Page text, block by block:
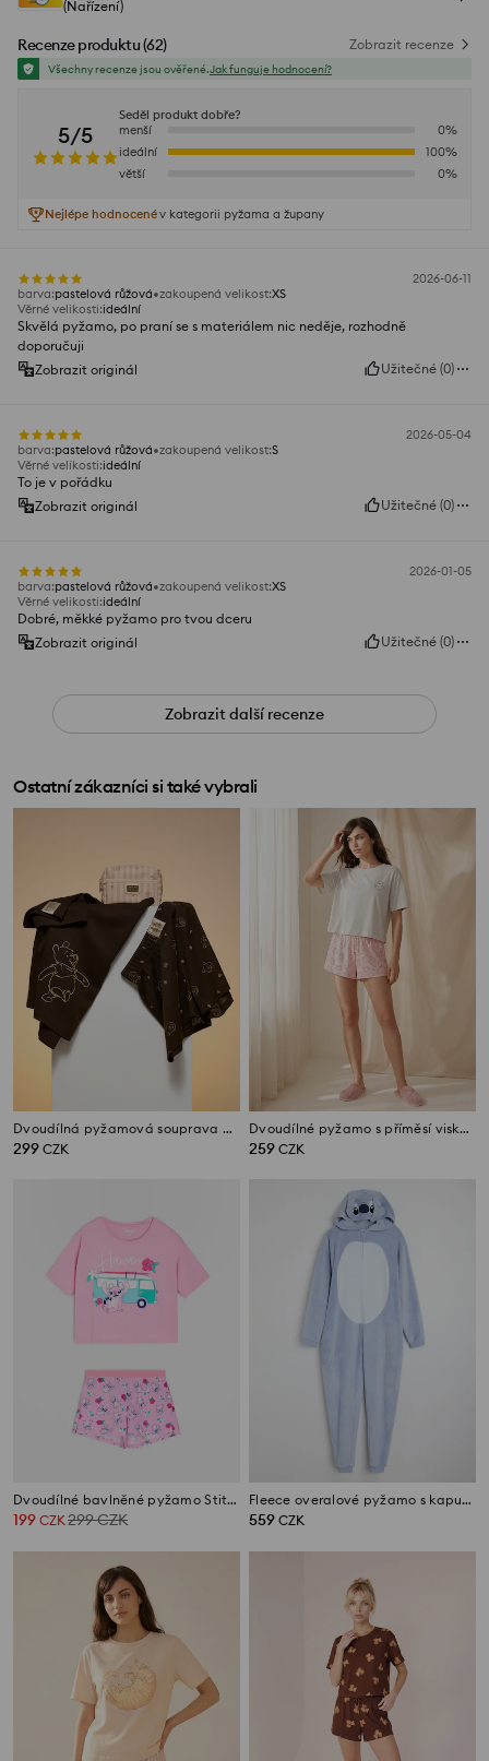
(Nařízení)
Recenze produktu(62) Zobrazit recenze
Všechny recenze jsou ověřené.Jak funguje hodnocení?
5/5
Seděl produkt dobře?
menší
0%
ideální
100%
větší
0%
Nejlépe hodnocenév kategorii pyžama a župany
2026-06-11
barva:pastelová růžová zakoupená velikost:XS
Věrné velikosti:ideální
Skvělá pyžamo, po praní se s materiálem nic neděje, rozhodně
doporučuji
Zobrazit originál
Užitečné (0)
2026-05-04
barva:pastelová růžová zakoupená velikost:S
Věrné velikosti:ideální
To je v pořádku
Zobrazit originál
Užitečné (0)
2026-01-05
barva:pastelová růžová zakoupená velikost:XS
Věrné velikosti:ideální
Dobré, měkké pyžamo pro tvou dceru
Zobrazit originál
Užitečné (0)
Zobrazit další recenze
Ostatní zákazníci si také vybrali
Dvoudílná pyžamová souprava Winnie the Pooh
299 CZK
Dvoudílné pyžamo s příměsí viskózy a motivem koček
259 CZK
Dvoudílné bavlněné pyžamo Stitch
199 CZK 299CZK
Fleece overalové pyžamo s kapucí a 3D oušky Stitch
559 CZK